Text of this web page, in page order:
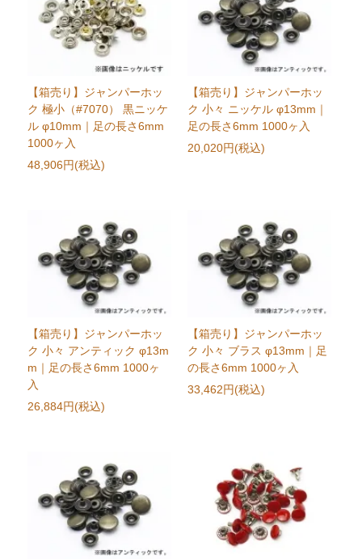
【箱売り】ジャンパーホッ
ク 極小（#7070） 黒ニッケ
ル φ10mm｜足の長さ6mm
1000ヶ入
48,906円(税込)
【箱売り】ジャンパーホッ
ク 小々 ニッケル φ13mm｜
足の長さ6mm 1000ヶ入
20,020円(税込)
【箱売り】ジャンパーホッ
ク 小々 アンティック φ13m
m｜足の長さ6mm 1000ヶ
入
26,884円(税込)
【箱売り】ジャンパーホッ
ク 小々 ブラス φ13mm｜足
の長さ6mm 1000ヶ入
33,462円(税込)